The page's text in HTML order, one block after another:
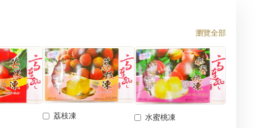
瀏覽全部
荔枝凍
水蜜桃凍